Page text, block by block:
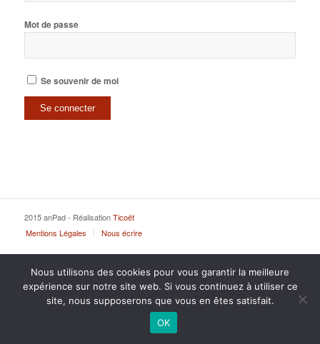
Mot de passe
Se souvenir de moi
2015 anPad - RéalisationTicoët
Mentions Légales
Nous écrire
Nous utilisons des cookies pour vous garantir la meilleure
expérience sur notre site web. Si vous continuez à utiliser ce
site, nous supposerons que vous en êtes satisfait.
OK